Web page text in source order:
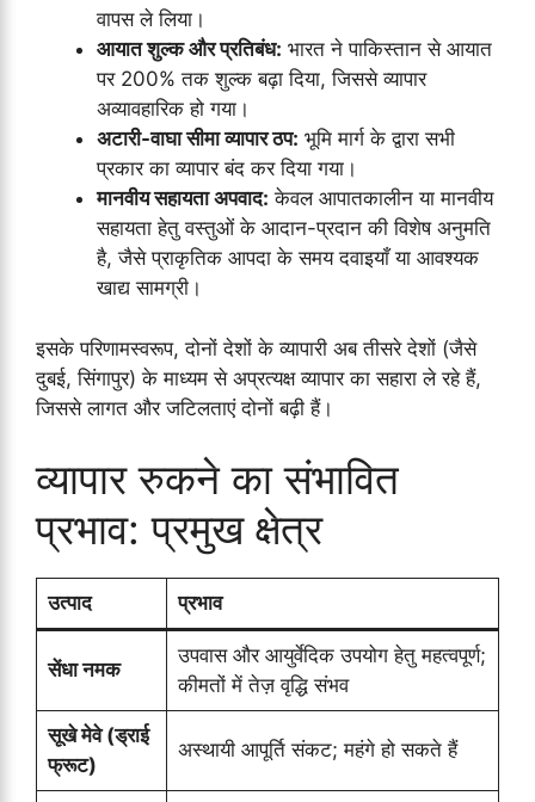
वापस ले लिया।
आयात शुल्क और प्रतिबंध: भारत ने पाकिस्तान से आयात
पर 200% तक शुल्क बढ़ा दिया, जिससे व्यापार
अव्यावहारिक हो गया।
अटारी-वाघा सीमा व्यापार ठप: भूमि मार्ग के द्वारा सभी
प्रकार का व्यापार बंद कर दिया गया।
मानवीय सहायता अपवाद: केवल आपातकालीन या मानवीय
सहायता हेतु वस्तुओं के आदान-प्रदान की विशेष अनुमति
है, जैसे प्राकृतिक आपदा के समय दवाइयाँ या आवश्यक
खाद्य सामग्री।
इसके परिणामस्वरूप, दोनों देशों के व्यापारी अब तीसरे देशों (जैसे
दुबई, सिंगापुर) के माध्यम से अप्रत्यक्ष व्यापार का सहारा ले रहे हैं,
जिससे लागत और जटिलताएं दोनों बढ़ी हैं।
व्यापार रुकने का संभावित
प्रभाव: प्रमुख क्षेत्र
उत्पाद प्रभाव
सेंधा नमक
उपवास और आयुर्वेदिक उपयोग हेतु महत्वपूर्ण;
कीमतों में तेज़ वृद्धि संभव
सूखे मेवे (ड्राई
फ्रूट)
अस्थायी आपूर्ति संकट; महंगे हो सकते हैं